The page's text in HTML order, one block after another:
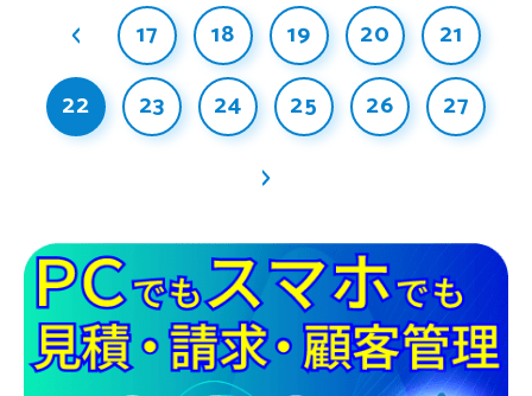
17 18 19 20
21
22
23 24 25 26 27